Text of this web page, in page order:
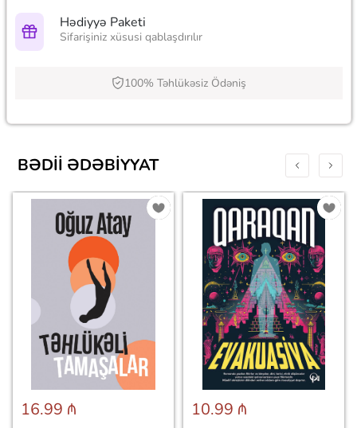
Hədiyyə Paketi
Sifarişiniz xüsusi qablaşdırılır
100% Təhlükəsiz Ödəniş
BƏDII ƏDƏBIYYAT
16.99 ₼ 10.99 ₼